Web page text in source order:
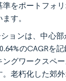
をポートフォ
す。
ョンは、中心
のCAGRを
ングワークスペ
。老朽化した郊